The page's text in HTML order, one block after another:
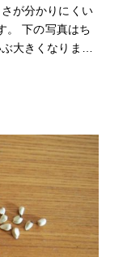
が分かりにくい
。 下の写真はち
大きくなりま…